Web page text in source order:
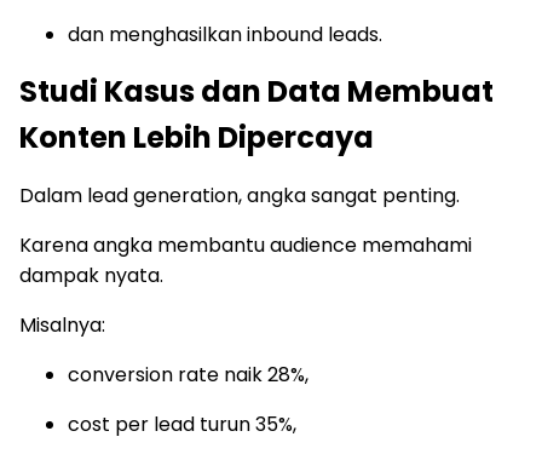
dan menghasilkan inbound leads.
Studi Kasus dan Data Membuat
Konten Lebih Dipercaya
Dalam lead generation, angka sangat penting.
Karena angka membantu audience memahami
dampak nyata.
Misalnya:
conversion rate naik 28%,
cost per lead turun 35%,